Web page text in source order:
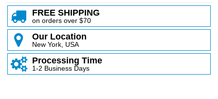
FREE SHIPPING
on orders over $70
Our Location
New York, USA
Processing Time
1-2 Business Days